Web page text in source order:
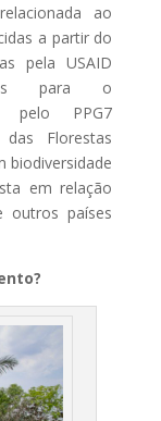
ao
a partir do
pela USAID
para o
pelo PPG7
Florestas
biodiversidade
em relação
outros países